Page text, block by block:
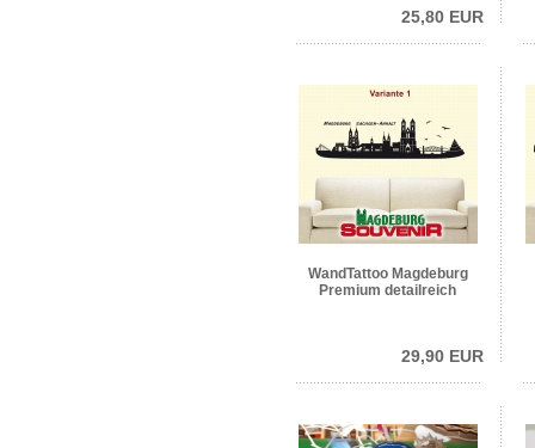
25,80 EUR
WandTattoo Magdeburg
Premium detailreich
29,90 EUR